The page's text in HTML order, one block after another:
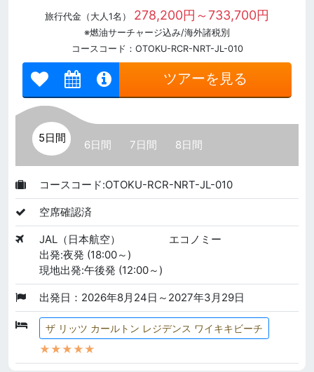
旅行代金（大人1名） 278,200円～733,700円
※燃油サーチャージ込み/海外諸税別
コースコード：OTOKU-RCR-NRT-JL-010
ツアーを見る
5日間
6日間 7日間 8日間
コースコード:OTOKU-RCR-NRT-JL-010
空席確認済
JAL（日本航空）
エコノミー
出発:夜発 (18:00～)
現地出発:午後発 (12:00～)
出発日：2026年8月24日～2027年3月29日
ザ リッツ カールトン レジデンス ワイキキビーチ
★★★★★